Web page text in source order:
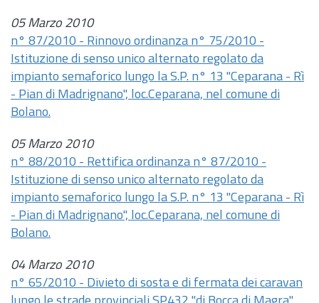
05 Marzo 2010
n° 87/2010 - Rinnovo ordinanza n° 75/2010 -
Istituzione di senso unico alternato regolato da
impianto semaforico lungo la S.P. n° 13 "Ceparana - Rì
- Pian di Madrignano", loc.Ceparana, nel comune di
Bolano.
05 Marzo 2010
n° 88/2010 - Rettifica ordinanza n° 87/2010 -
Istituzione di senso unico alternato regolato da
impianto semaforico lungo la S.P. n° 13 "Ceparana - Rì
- Pian di Madrignano", loc.Ceparana, nel comune di
Bolano.
04 Marzo 2010
n° 65/2010 - Divieto di sosta e di fermata dei caravan